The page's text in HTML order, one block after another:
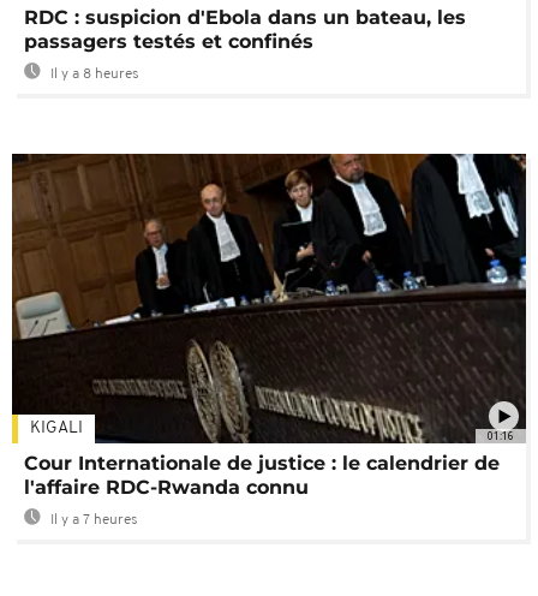
RDC : suspicion d'Ebola dans un bateau, les
passagers testés et confinés
Il y a 8 heures
01:16
KIGALI
Cour Internationale de justice : le calendrier de
l'affaire RDC-Rwanda connu
Il y a 7 heures